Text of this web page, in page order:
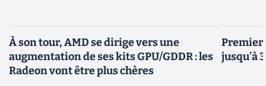
À son tour, AMD se dirige vers une
augmentation de ses kits GPU/GDDR : les
Radeon vont être plus chères
jusqu’à